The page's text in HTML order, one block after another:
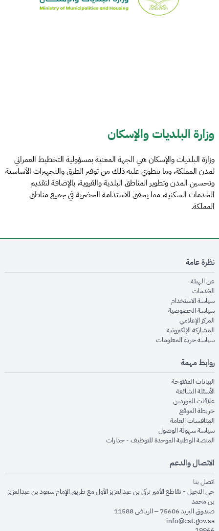
وزارة البلديات والإسكان
وزارة البلديات والإسكان هي الجهة المعنية بمسؤولية التخطيط العمراني
لمدن المملكة، وما ينطوي عليه ذلك من توفير الطرق والتجهيزات الأساسية
وتحسين المدن وتطوير المناطق البلدية والقروية، بالإضافة لتقديم
الخدمات السكنية، مما يحقق الاستدامة الحضرية في جميع مناطق
المملكة.
نظرة عامة
عن الهيئةopens in new window
الخدماتopens in new window
سياسة الاستخدام
سياسة الخصوصيةopens in new window
المركز الإعلاميopens in new window
المشاركة الإلكترونيةopens in new window
سياسة حرية المعلوماتopens in new window
روابط مهمة
البيانات المفتوحةopens in new window
الأسئلة الشائعةopens in new window
علاقات الموردينopens in new window
خريطة الموقعopens in new window
المنافسات العامةopens in new window
سياسة سهولة الوصولopens in new window
المنصة الوطنية الموحدة للتوظيف - جداراتopens in new window
الاتصال والدعم
اتصل بنا
حي النخيل - تقاطع الأمير تركي بن عبدالعزيز الأول مع طريق الإمام سعود بن عبدالعزيز
بن محمد
صندوق البريد 75606 – الرياض 11588
info@cst.gov.sa